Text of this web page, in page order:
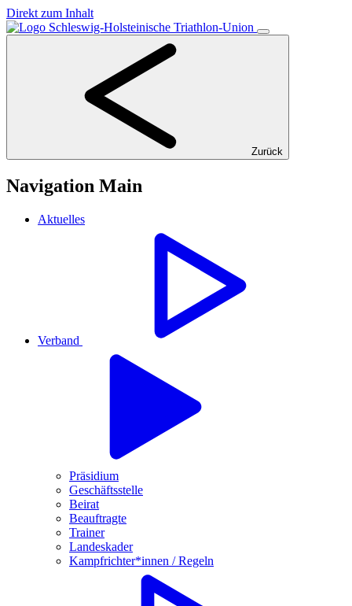
Direkt zum Inhalt
Zurück
Navigation Main
Aktuelles
Verband
Präsidium
Geschäftsstelle
Beirat
Beauftragte
Trainer
Landeskader
Kampfrichter*innen / Regeln